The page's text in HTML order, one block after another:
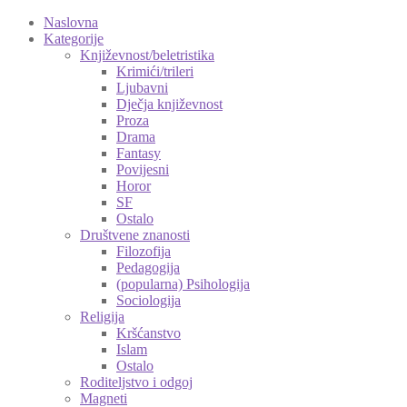
Naslovna
Kategorije
Književnost/beletristika
Krimići/trileri
Ljubavni
Dječja književnost
Proza
Drama
Fantasy
Povijesni
Horor
SF
Ostalo
Društvene znanosti
Filozofija
Pedagogija
(popularna) Psihologija
Sociologija
Religija
Kršćanstvo
Islam
Ostalo
Roditeljstvo i odgoj
Magneti